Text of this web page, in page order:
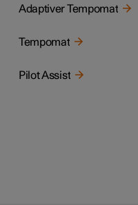
Adaptiver Tempomat
Tempomat
Pilot Assist